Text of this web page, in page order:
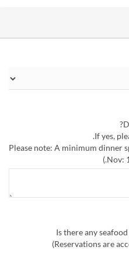
If yes,
(Please note: A minimum
Nov:
Is there any
(Reservations are